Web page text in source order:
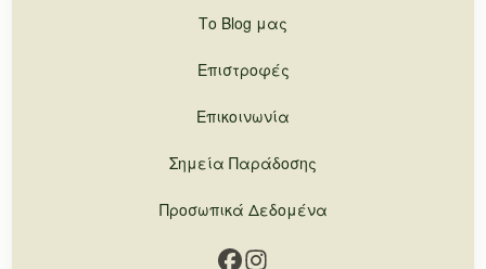
Το Blog μας
Επιστροφές
Επικοινωνία
Σημεία Παράδοσης
Προσωπικά Δεδομένα